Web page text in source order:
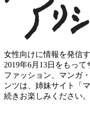
女性向けに情報を発信
2019年6月13日をもっ
ファッション、マンガ
ンツは、姉妹サイト「
続きお楽しみください。